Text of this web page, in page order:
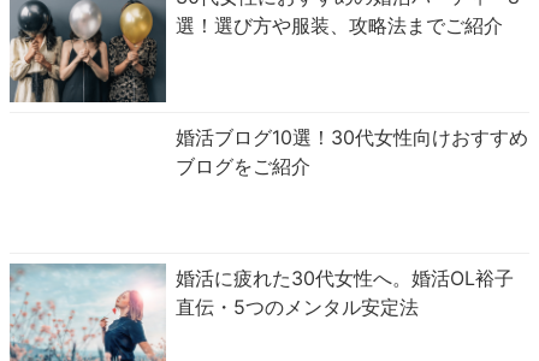
選！選び方や服装、攻略法までご紹介
婚活ブログ10選！30代女性向けおすすめ
ブログをご紹介
婚活に疲れた30代女性へ。婚活OL裕子
直伝・5つのメンタル安定法